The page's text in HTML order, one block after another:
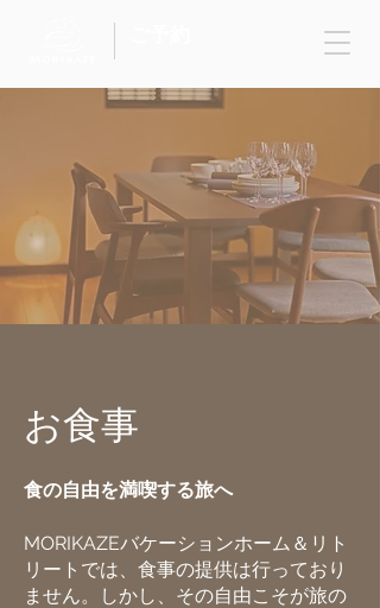
お食事
食の自由を満喫する旅へ
MORIKAZEバケーションホーム＆リト
リートでは、食事の提供は行っており
ません。しかし、その自由こそが旅の